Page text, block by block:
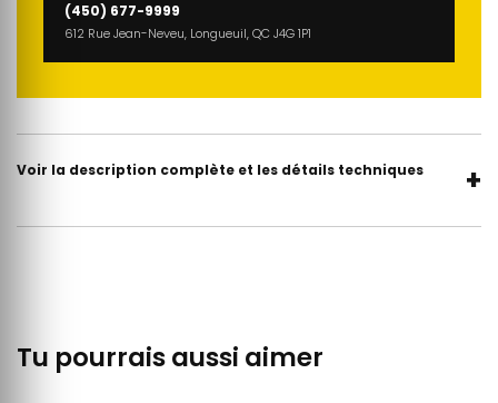
(450) 677-9999
612 Rue Jean-Neveu, Longueuil, QC J4G 1P1
Voir la description complète et les détails techniques +
Tu pourrais aussi aimer